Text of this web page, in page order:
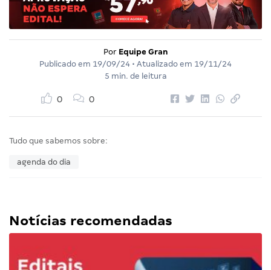
Por Equipe Gran
Publicado em 19/09/24 • Atualizado em 19/11/24
5 min. de leitura
0 0
Tudo que sabemos sobre:
agenda do dia
Notícias recomendadas